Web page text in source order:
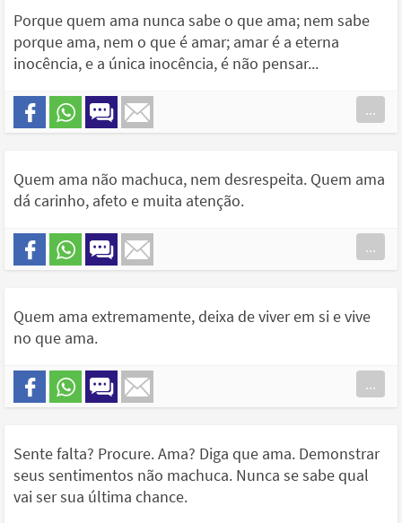
Porque quem ama nunca sabe o que ama; nem sabe
porque ama, nem o que é amar; amar é a eterna
inocência, e a única inocência, é não pensar...
...
Quem ama não machuca, nem desrespeita. Quem ama
dá carinho, afeto e muita atenção.
...
Quem ama extremamente, deixa de viver em si e vive
no que ama.
...
Sente falta? Procure. Ama? Diga que ama. Demonstrar
seus sentimentos não machuca. Nunca se sabe qual
vai ser sua última chance.